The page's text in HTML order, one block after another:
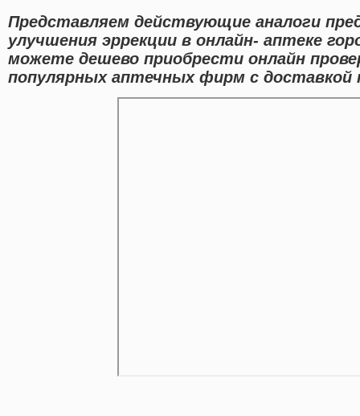
Представляем действующие аналоги
улучшения эррекции в онлайн- аптеке
можете дешево приобрести онлайн
популярных аптечных фирм с доставкой